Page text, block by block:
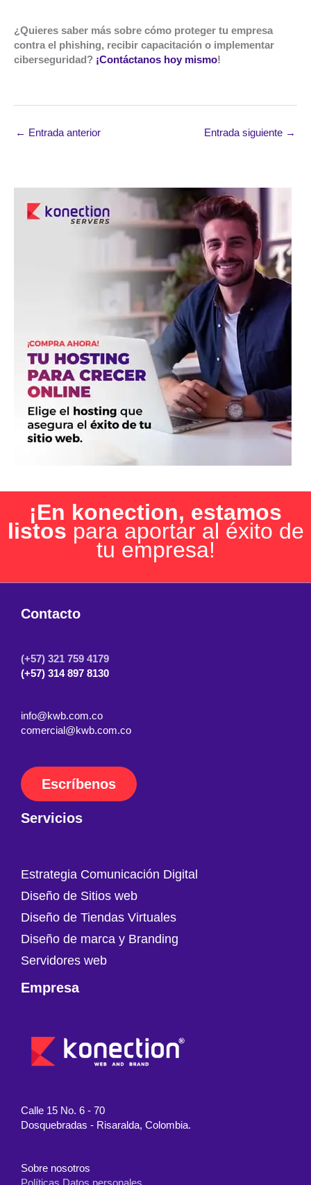
¿Quieres saber más sobre cómo proteger tu empresa
contra el phishing, recibir capacitación o implementar
ciberseguridad? ¡Contáctanos hoy mismo!
← Entrada anterior Entrada siguiente →
¡En konection, estamos
listos para aportar al éxito de
tu empresa!
Contacto
(+57) 321 759 4179
(+57) 314 897 8130
info@kwb.com.co
comercial@kwb.com.co
Escríbenos
Servicios
Estrategia Comunicación Digital
Diseño de Sitios web
Diseño de Tiendas Virtuales
Diseño de marca y Branding
Servidores web
Empresa
Calle 15 No. 6 - 70
Dosquebradas - Risaralda, Colombia.
Sobre nosotros